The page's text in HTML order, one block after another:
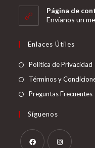
tu
aplicación
abre
en
Página de
Envíanos un
Enlaces Útiles
Política de Privacidad
Términos y
Preguntas Frecuentes
Síguenos